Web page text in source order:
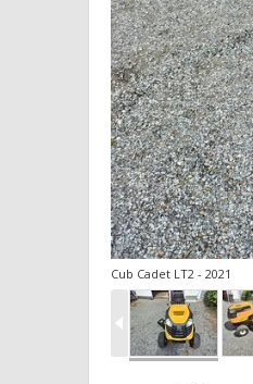
Cub Cadet LT2 - 2021